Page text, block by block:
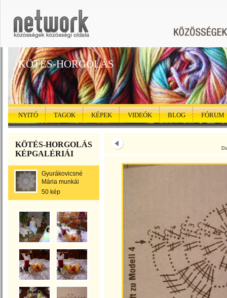
KÖTÉS-HORGOLÁS
NYITÓ TAGOK KÉPEK VIDEÓK BLOG FÓRUM
KÖTÉS-HORGOLÁS
KÉPGALÉRIÁI
Gyurákovicsné
Mária munkái
50 kép